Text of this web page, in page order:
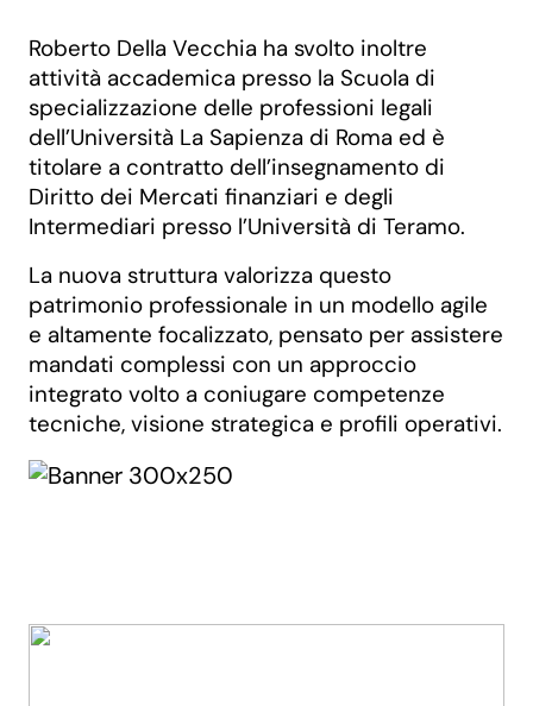
Roberto Della Vecchia ha svolto inoltre
attività accademica presso la Scuola di
specializzazione delle professioni legali
dell’Università La Sapienza di Roma ed è
titolare a contratto dell’insegnamento di
Diritto dei Mercati finanziari e degli
Intermediari presso l’Università di Teramo.
La nuova struttura valorizza questo
patrimonio professionale in un modello agile
e altamente focalizzato, pensato per assistere
mandati complessi con un approccio
integrato volto a coniugare competenze
tecniche, visione strategica e profili operativi.